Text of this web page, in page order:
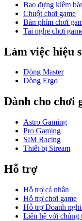
Bao đựng kiêm
Chuột chơi game
Bàn phím chơi
Tai nghe chơi
Làm việc hiệu
Dòng Master
Dòng Ergo
Dành cho chơi
Astro Gaming
Pro Gaming
SIM Racing
Thiết bị Stream
Hỗ trợ
Hỗ trợ cá nhân
Hỗ trợ chơi game
Hỗ trợ Doanh
Liên hệ với chúng